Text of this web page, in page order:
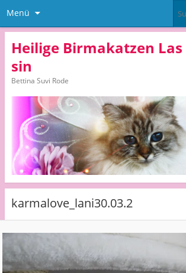
Menü
Heilige Birmakatzen Las
sin
Bettina Suvi Rode
karmalove_lani30.03.2